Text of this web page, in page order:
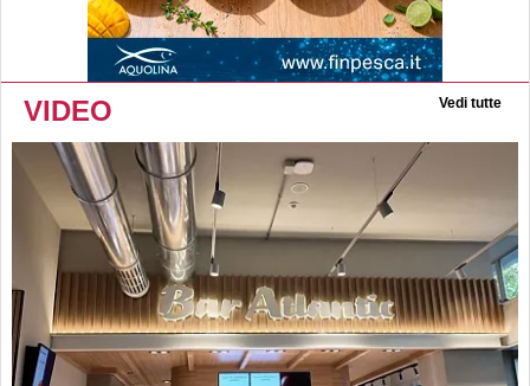
VIDEO Vedi tutte